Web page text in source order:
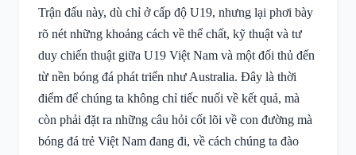
Trận đấu này, dù chỉ ở cấp độ U19, nhưng lại phơi bày
rõ nét những khoảng cách về thể chất, kỹ thuật và tư
duy chiến thuật giữa U19 Việt Nam và một đối thủ đến
từ nền bóng đá phát triển như Australia. Đây là thời
điểm để chúng ta không chỉ tiếc nuối về kết quả, mà
còn phải đặt ra những câu hỏi cốt lõi về con đường mà
bóng đá trẻ Việt Nam đang đi, về cách chúng ta đào